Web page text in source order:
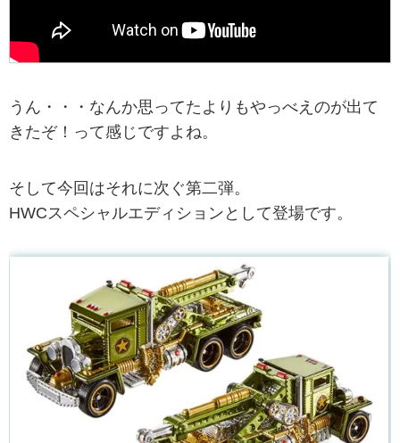
うん・・・なんか思ってたよりもやっべえのが出て
きたぞ！って感じですよね。
そして今回はそれに次ぐ第二弾。
HWCスペシャルエディションとして登場です。